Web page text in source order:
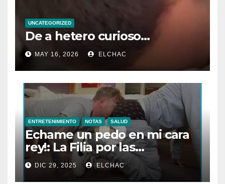
UNCATEGORIZED
De a hetero curioso…
MAY 16, 2026 ELCHAC
ENTRETENIMIENTO NOTAS SALUD
Echame un pedo en mi cara
rey!: La Filia por las
Flatulencias”
DIC 29, 2025 ELCHAC